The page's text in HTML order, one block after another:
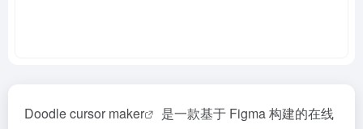
Doodle cursor maker
是一款基于 Figma 构建的在线